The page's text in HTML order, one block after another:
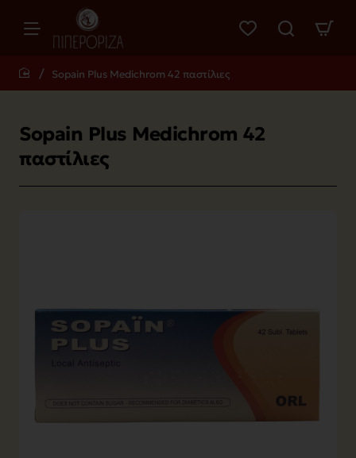
Sopain Plus Medichrom 42 παστίλιες
Sopain Plus Medichrom 42
παστίλιες